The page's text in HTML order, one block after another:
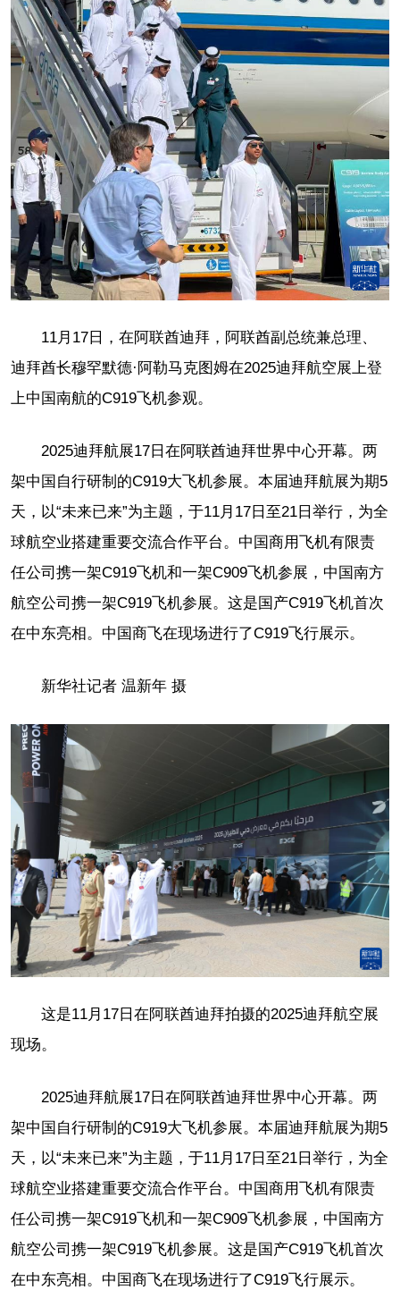
11月17日，在阿联酋迪拜，阿联酋副总统兼总理、
迪拜酋长穆罕默德·阿勒马克图姆在2025迪拜航空展上登
上中国南航的C919飞机参观。
2025迪拜航展17日在阿联酋迪拜世界中心开幕。两
架中国自行研制的C919大飞机参展。本届迪拜航展为期5
天，以“未来已来”为主题，于11月17日至21日举行，为全
球航空业搭建重要交流合作平台。中国商用飞机有限责
任公司携一架C919飞机和一架C909飞机参展，中国南方
航空公司携一架C919飞机参展。这是国产C919飞机首次
在中东亮相。中国商飞在现场进行了C919飞行展示。
新华社记者 温新年 摄
这是11月17日在阿联酋迪拜拍摄的2025迪拜航空展
现场。
2025迪拜航展17日在阿联酋迪拜世界中心开幕。两
架中国自行研制的C919大飞机参展。本届迪拜航展为期5
天，以“未来已来”为主题，于11月17日至21日举行，为全
球航空业搭建重要交流合作平台。中国商用飞机有限责
任公司携一架C919飞机和一架C909飞机参展，中国南方
航空公司携一架C919飞机参展。这是国产C919飞机首次
在中东亮相。中国商飞在现场进行了C919飞行展示。